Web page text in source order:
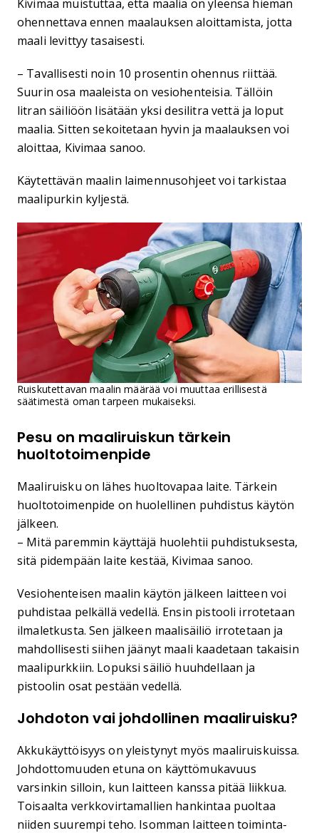
Kivimaa muistuttaa, että maalia on yleensä hieman
ohennettava ennen maalauksen aloittamista, jotta
maali levittyy tasaisesti.
– Tavallisesti noin 10 prosentin ohennus riittää.
Suurin osa maaleista on vesiohenteisia. Tällöin
litran säiliöön lisätään yksi desilitra vettä ja loput
maalia. Sitten sekoitetaan hyvin ja maalauksen voi
aloittaa, Kivimaa sanoo.
Käytettävän maalin laimennusohjeet voi tarkistaa
maalipurkin kyljestä.
Ruiskutettavan maalin määrää voi muuttaa erillisestä
säätimestä oman tarpeen mukaiseksi.
Pesu on maaliruiskun tärkein
huoltotoimenpide
Maaliruisku on lähes huoltovapaa laite. Tärkein
huoltotoimenpide on huolellinen puhdistus käytön
jälkeen.
– Mitä paremmin käyttäjä huolehtii puhdistuksesta,
sitä pidempään laite kestää, Kivimaa sanoo.
Vesiohenteisen maalin käytön jälkeen laitteen voi
puhdistaa pelkällä vedellä. Ensin pistooli irrotetaan
ilmaletkusta. Sen jälkeen maalisäiliö irrotetaan ja
mahdollisesti siihen jäänyt maali kaadetaan takaisin
maalipurkkiin. Lopuksi säiliö huuhdellaan ja
pistoolin osat pestään vedellä.
Johdoton vai johdollinen maaliruisku?
Akkukäyttöisyys on yleistynyt myös maaliruiskuissa.
Johdottomuuden etuna on käyttömukavuus
varsinkin silloin, kun laitteen kanssa pitää liikkua.
Toisaalta verkkovirtamallien hankintaa puoltaa
niiden suurempi teho. Isomman laitteen toiminta-